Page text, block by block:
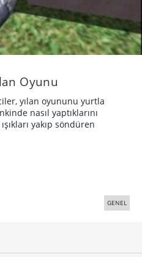
Oyunu
yılan oyununu yurtla
nasıl yaptıklarını
yakıp söndüren
GENEL